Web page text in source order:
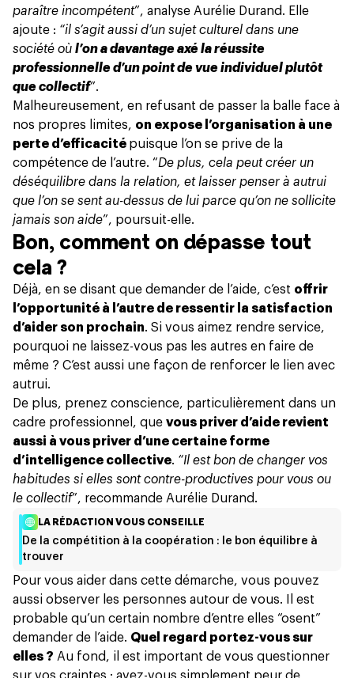
paraître incompétent”, analyse Aurélie Durand. Elle
ajoute : “il s’agit aussi d’un sujet culturel dans une
société où l’on a davantage axé la réussite
professionnelle d’un point de vue individuel plutôt
que collectif”.
Malheureusement, en refusant de passer la balle face à
nos propres limites, on expose l’organisation à une
perte d’efficacité puisque l’on se prive de la
compétence de l’autre. “De plus, cela peut créer un
déséquilibre dans la relation, et laisser penser à autrui
que l’on se sent au-dessus de lui parce qu’on ne sollicite
jamais son aide”, poursuit-elle.
Bon, comment on dépasse tout
cela ?
Déjà, en se disant que demander de l’aide, c’est offrir
l’opportunité à l’autre de ressentir la satisfaction
d’aider son prochain. Si vous aimez rendre service,
pourquoi ne laissez-vous pas les autres en faire de
même ? C’est aussi une façon de renforcer le lien avec
autrui.
De plus, prenez conscience, particulièrement dans un
cadre professionnel, que vous priver d’aide revient
aussi à vous priver d’une certaine forme
d’intelligence collective. “Il est bon de changer vos
habitudes si elles sont contre-productives pour vous ou
le collectif”, recommande Aurélie Durand.
LA RÉDACTION VOUS CONSEILLE
De la compétition à la coopération : le bon équilibre à
trouver
Pour vous aider dans cette démarche, vous pouvez
aussi observer les personnes autour de vous. Il est
probable qu’un certain nombre d’entre elles “osent”
demander de l’aide. Quel regard portez-vous sur
elles ? Au fond, il est important de vous questionner
sur vos craintes : avez-vous simplement peur de